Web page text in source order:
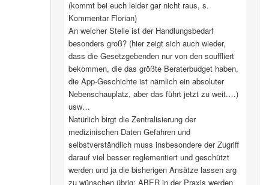
(kommt bei euch leider gar nicht raus, s.
Kommentar Florian)
An welcher Stelle ist der Handlungsbedarf
besonders groß? (hier zeigt sich auch wieder,
dass die Gesetzgebenden nur von den souffliert
bekommen, die das größte Beraterbudget haben,
die App-Geschichte ist nämlich ein absoluter
Nebenschauplatz, aber das führt jetzt zu weit.…)
usw…
Natürlich birgt die Zentralisierung der
medizinischen Daten Gefahren und
selbstverständlich muss insbesondere der Zugriff
darauf viel besser reglementiert und geschützt
werden und ja die bisherigen Ansätze lassen arg
zu wünschen übrig; ABER in der Praxis werden